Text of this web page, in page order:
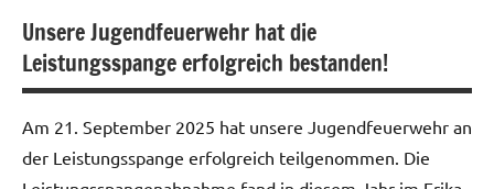
Unsere Jugendfeuerwehr hat die
Leistungsspange erfolgreich bestanden!
Am 21. September 2025 hat unsere Jugendfeuerwehr an
der Leistungsspange erfolgreich teilgenommen. Die